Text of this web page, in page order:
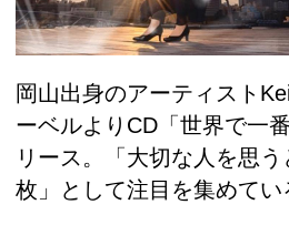
岡山出身のアーティスト
ーベルよりCD「世界で一
リース。「大切な人を思
枚」として注目を集めてい